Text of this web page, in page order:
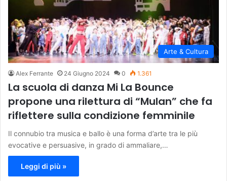
Arte & Cultura
Alex Ferrante 24 Giugno 2024 0 1.361
La scuola di danza Mi La Bounce
propone una rilettura di “Mulan” che fa
riflettere sulla condizione femminile
Il connubio tra musica e ballo è una forma d’arte tra le più
evocative e persuasive, in grado di ammaliare,…
Leggi di più »